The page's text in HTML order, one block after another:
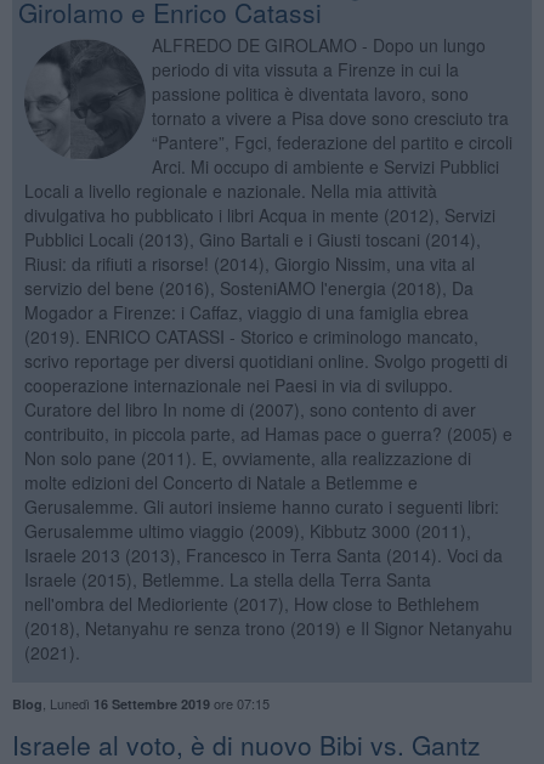
Girolamo e Enrico Catassi
ALFREDO DE GIROLAMO - Dopo un lungo
periodo di vita vissuta a Firenze in cui la
passione politica è diventata lavoro, sono
tornato a vivere a Pisa dove sono cresciuto tra
“Pantere”, Fgci, federazione del partito e circoli
Arci. Mi occupo di ambiente e Servizi Pubblici
Locali a livello regionale e nazionale. Nella mia attività
divulgativa ho pubblicato i libri Acqua in mente (2012), Servizi
Pubblici Locali (2013), Gino Bartali e i Giusti toscani (2014),
Riusi: da rifiuti a risorse! (2014), Giorgio Nissim, una vita al
servizio del bene (2016), SosteniAMO l'energia (2018), Da
Mogador a Firenze: i Caffaz, viaggio di una famiglia ebrea
(2019). ENRICO CATASSI - Storico e criminologo mancato,
scrivo reportage per diversi quotidiani online. Svolgo progetti di
cooperazione internazionale nei Paesi in via di sviluppo.
Curatore del libro In nome di (2007), sono contento di aver
contribuito, in piccola parte, ad Hamas pace o guerra? (2005) e
Non solo pane (2011). E, ovviamente, alla realizzazione di
molte edizioni del Concerto di Natale a Betlemme e
Gerusalemme. Gli autori insieme hanno curato i seguenti libri:
Gerusalemme ultimo viaggio (2009), Kibbutz 3000 (2011),
Israele 2013 (2013), Francesco in Terra Santa (2014). Voci da
Israele (2015), Betlemme. La stella della Terra Santa
nell'ombra del Medioriente (2017), How close to Bethlehem
(2018), Netanyahu re senza trono (2019) e Il Signor Netanyahu
(2021).
Blog Lunedì 16 Settembre 2019ore 07:15
Israele al voto, è di nuovo Bibi vs. Gantz